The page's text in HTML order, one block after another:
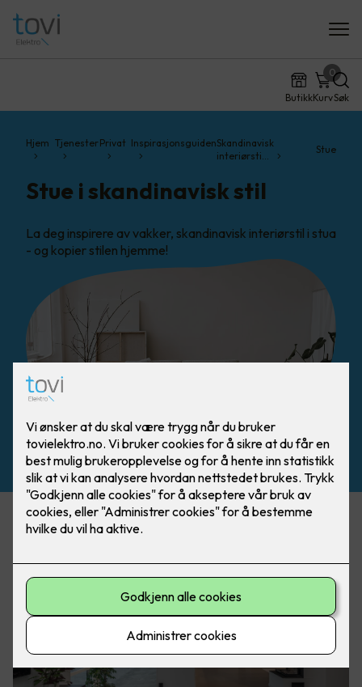
ButikkKurv
0
Søk
Hjem TjenesterPrivat InspirasjonsguidenSkandinavisk
interiørsti…
Stue
Stue i skandinavisk stil
La deg inspirere av vakker, skandinavisk interiørstil i stua
- og kopier stilen hjemme!